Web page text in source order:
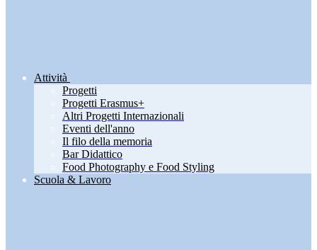
Attività
Progetti
Progetti Erasmus+
Altri Progetti Internazionali
Eventi dell'anno
Il filo della memoria
Bar Didattico
Food Photography e Food Styling
Scuola & Lavoro